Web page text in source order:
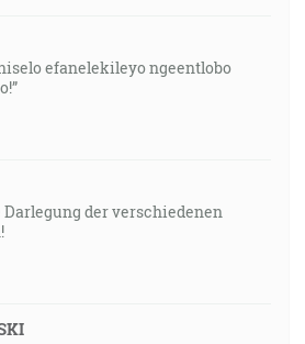
efanelekileyo ngeentlobo
der verschiedenen